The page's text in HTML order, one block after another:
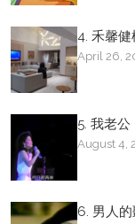
4. 禾馨健
April 26,
5. 我老公
August 4,
6. 男人的